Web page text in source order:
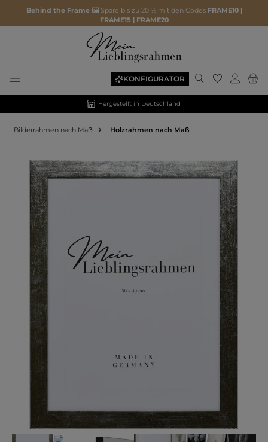
Behind the Frame 🖼️ Spare bis zu 20 % mit den Codes FRAME10 |
FRAME15 | FRAME20
KONFIGURATOR
Hergestellt in Deutschland
Bilderrahmen nach Maẞ Holzrahmen nach Maß
Bildergalerie überspringen